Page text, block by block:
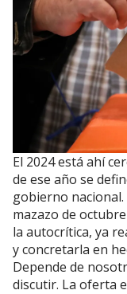
El 2024 está ahí
de ese año se
gobierno nacional.
mazazo de
la autocrítica, ya
y concretarla en
Depende de
discutir. La oferta